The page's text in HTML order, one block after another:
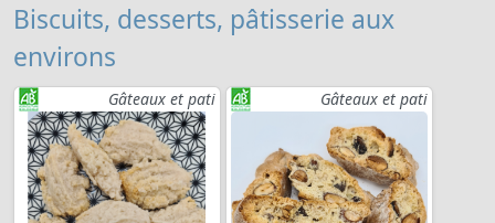
Biscuits, desserts, pâtisserie aux
environs
Gâteaux et pati Gâteaux et pati